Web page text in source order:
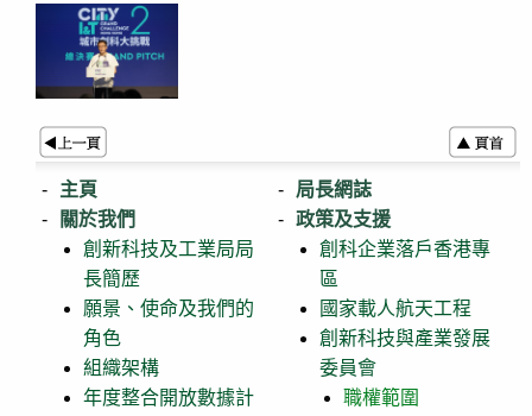
主頁
關於我們
創新科技及工業局局
長簡歷
願景、使命及我們的
角色
組織架構
年度整合開放數據計
局長網誌
政策及支援
創科企業落戶香港專
區
國家載人航天工程
創新科技與產業發展
委員會
職權範圍